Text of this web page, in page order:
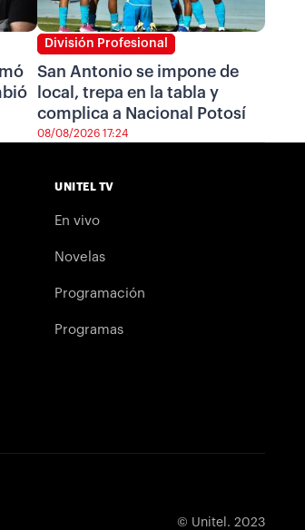
División Profesional
San Antonio se impone de
local, trepa en la tabla y
complica a Nacional Potosí
08/08/2026 17:24
UNITEL TV
En vivo
Novelas
Programación
Programas
© Unitel. 2023